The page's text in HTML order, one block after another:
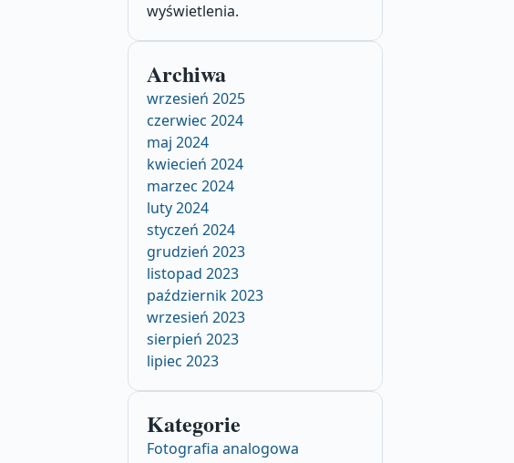
wyświetlenia.
Archiwa
wrzesień 2025
czerwiec 2024
maj 2024
kwiecień 2024
marzec 2024
luty 2024
styczeń 2024
grudzień 2023
listopad 2023
październik 2023
wrzesień 2023
sierpień 2023
lipiec 2023
Kategorie
Fotografia analogowa